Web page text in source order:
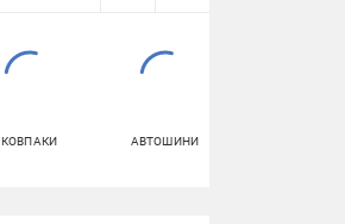
КОВПАКИ АВТОШИНИ